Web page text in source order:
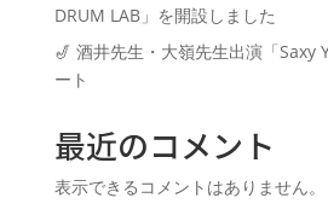
DRUM LAB」を開設しました
🎷 酒井先生・大嶺先生出演「Saxy
ート
最近のコメント
表示できるコメントはありません。